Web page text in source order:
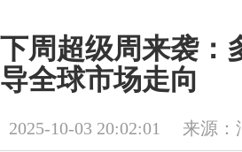
下周超级周来袭：
导全球市场走向
2025-10-03 20:02:01 来源：